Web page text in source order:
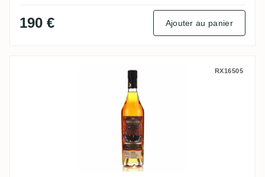
190 € Ajouter au panier
Savanna Unshared Cask for Germany
RX16505